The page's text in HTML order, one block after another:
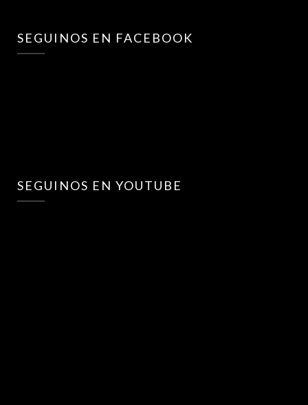
SEGUINOS EN FACEBOOK
SEGUINOS EN YOUTUBE